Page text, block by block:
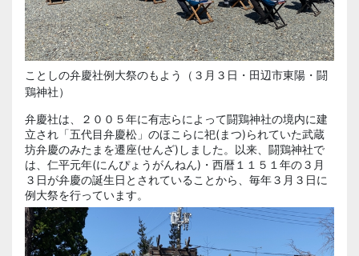
ことしの弁慶社例大祭のもよう（３月３日・田辺市東陽・闘
鶏神社）
弁慶社は、２００５年に有志らによって闘鶏神社の境内に建
立され「五代目弁慶松」のほこらに祀(まつ)られていた武蔵
坊弁慶のみたまを遷座(せんざ)しました。以来、闘鶏神社で
は、仁平元年(にんぴょうがんねん)・西暦１１５１年の３月
３日が弁慶の誕生日とされていることから、毎年３月３日に
例大祭を行っています。